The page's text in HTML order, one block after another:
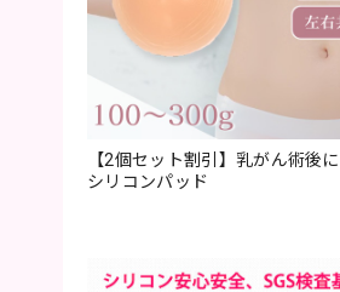
【2個セット割引】乳がん術後
シリコンパッド